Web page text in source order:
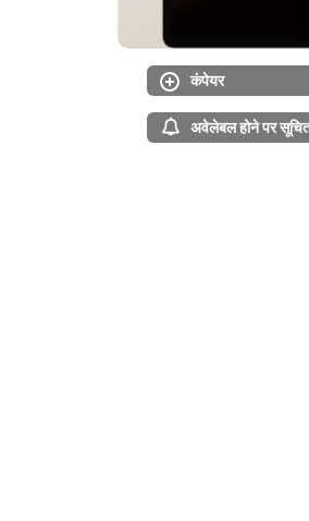
कंपेयर
अवेलेबल होने पर